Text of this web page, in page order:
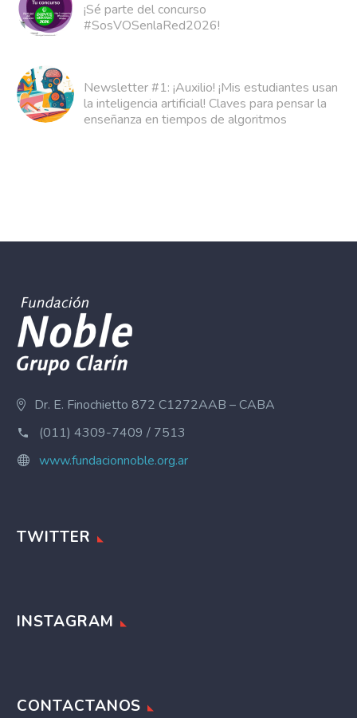
¡Sé parte del concurso
#SosVOSenlaRed2026!
Newsletter #1: ¡Auxilio! ¡Mis estudiantes usan
la inteligencia artificial! Claves para pensar la
enseñanza en tiempos de algoritmos
Dr. E. Finochietto 872 C1272AAB – CABA
(011) 4309-7409 / 7513
www.fundacionnoble.org.ar
TWITTER
INSTAGRAM
CONTACTANOS